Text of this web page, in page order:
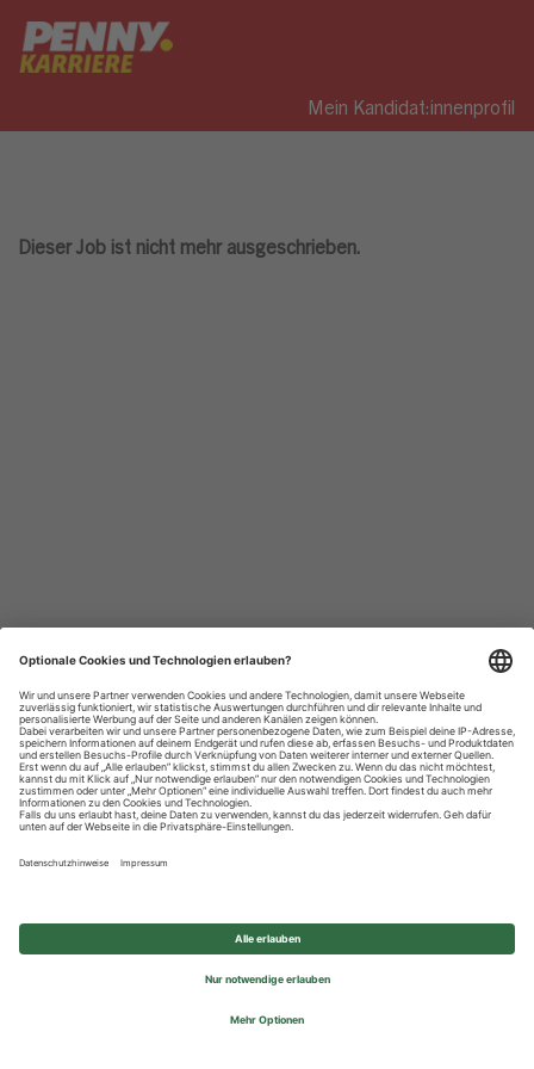
Mein Kandidat:innenprofil
Dieser Job ist nicht mehr ausgeschrieben.
Datenschutzhinweise
Impressum
Privatsphäre-Einstellungen
© 2026 REWE Group - All rights reserved